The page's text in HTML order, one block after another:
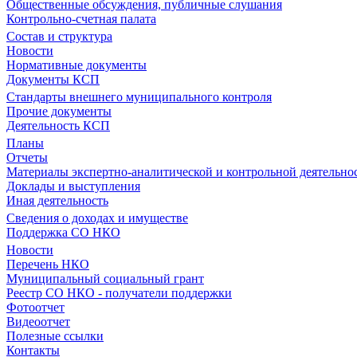
Общественные обсуждения, публичные слушания
Контрольно-счетная палата
Состав и структура
Новости
Нормативные документы
Документы КСП
Стандарты внешнего муниципального контроля
Прочие документы
Деятельность КСП
Планы
Отчеты
Материалы экспертно-аналитической и контрольной
Доклады и выступления
Иная деятельность
Сведения о доходах и имуществе
Поддержка СО НКО
Новости
Перечень НКО
Муниципальный социальный грант
Реестр СО НКО - получатели поддержки
Фотоотчет
Видеоотчет
Полезные ссылки
Контакты